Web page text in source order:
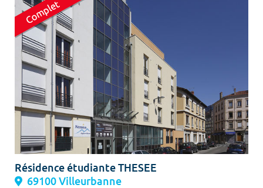
Résidence étudiante THESEE
69100 Villeurbanne